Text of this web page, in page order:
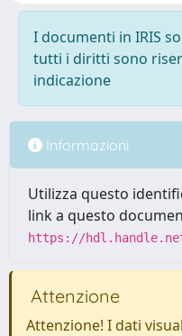
I documenti in IRIS
tutti i diritti sono
indicazione
Informazioni
Utilizza questo
link a questo
https://
Attenzione
Attenzione! I dati